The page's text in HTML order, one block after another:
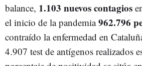
balance, 1.103 nuevos contagios
el inicio de la pandemia962.796
contraído la enfermedad en
4.907 test de antígenos realizados